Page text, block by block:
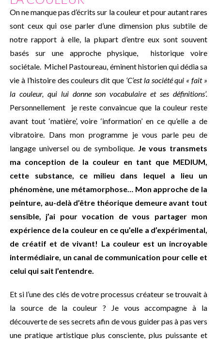
On ne manque pas d’écrits sur la couleur et pour autant rares
sont ceux qui ose parler d’une dimension plus subtile de
notre rapport à elle, la plupart d’entre eux sont souvent
basés sur une approche physique, historique voire
sociétale. Michel Pastoureau, éminent historien qui dédia sa
vie à l’histoire des couleurs dit que ‘C’est la société qui « fait »
la couleur, qui lui donne son vocabulaire et ses définitions’.
Personnellement je reste convaincue que la couleur reste
avant tout ‘matière’, voire ‘information’ en ce qu’elle a de
vibratoire. Dans mon programme je vous parle peu de
langage universel ou de symbolique. Je vous transmets
ma conception de la couleur en tant que MEDIUM,
cette substance, ce milieu dans lequel a lieu un
phénomène, une métamorphose… Mon approche de la
peinture, au-delà d’être théorique demeure avant tout
sensible, j’ai pour vocation de vous partager mon
expérience de la couleur en ce qu’elle a d’expérimental,
de créatif et de vivant! La couleur est un incroyable
intermédiaire, un canal de communication pour celle et
celui qui sait l’entendre.
Et si l’une des clés de votre processus créateur se trouvait à
la source de la couleur ? Je vous accompagne à la
découverte de ses secrets afin de vous guider pas à pas vers
une pratique artistique plus consciente, plus puissante et